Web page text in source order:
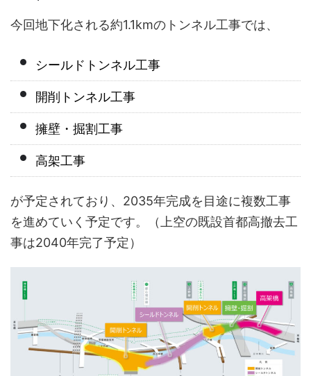
今回地下化される約1.1kmのトンネル工事では、
シールドトンネル工事
開削トンネル工事
擁壁・掘割工事
高架工事
が予定されており、2035年完成を目途に複数工事
を進めていく予定です。（上空の既設首都高撤去工
事は2040年完了予定）